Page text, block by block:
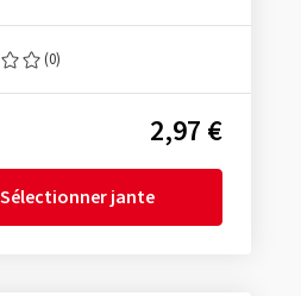
(0)
2,97 €
Sélectionner jante